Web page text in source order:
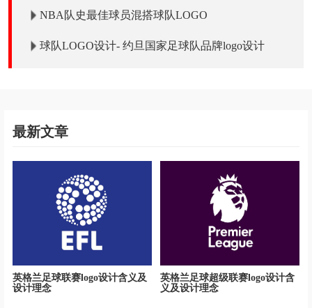
NBA队史最佳球员混搭球队LOGO
球队LOGO设计- 约旦国家足球队品牌logo设计
最新文章
英格兰足球联赛logo设计含义及
设计理念
英格兰足球超级联赛logo设计含
义及设计理念